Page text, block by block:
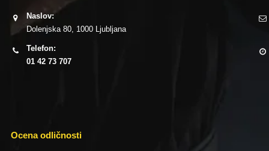
Naslov:
Dolenjska 80, 1000 Ljubljana
Telefon:
01 42 73 707
Ocena odličnosti